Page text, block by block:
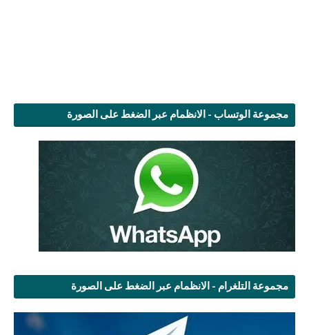
مجموعة الوتساب - الانظمام عبر الضغط على الصورة
مجموعة التلغرام - الانظمام عبر الضغط على الصورة